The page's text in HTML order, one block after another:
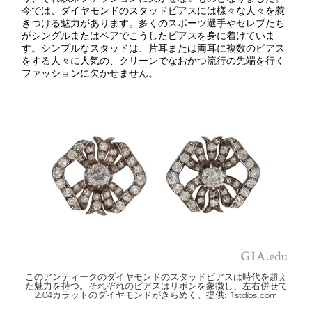
今では、ダイヤモンドのスタッドピアスには様々な人々を惹
きつける魅力があります。多くのスポーツ選手やセレブたち
がシングルまたはペアでこうしたピアスを身に着けていま
す。シンプルなスタッドは、片耳または両耳に複数のピアス
をする人々に人気の、クリーンでなおかつ流行の先端を行く
ファッションに欠かせません。
このアンティークのダイヤモンドのスタッドピアスは時代を超え
た魅力を持つ。それぞれのピアスはリボンを象徴し、左右併せて
2.04カラットのダイヤモンドがきらめく。提供: 1stdibs.com